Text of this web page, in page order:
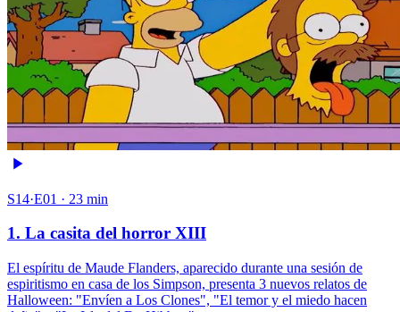
S14·E01 · 23 min
1. La casita del horror XIII
El espíritu de Maude Flanders, aparecido durante una sesión de
espiritismo en casa de los Simpson, presenta 3 nuevos relatos de
Halloween: "Envíen a Los Clones", "El temor y el miedo hacen